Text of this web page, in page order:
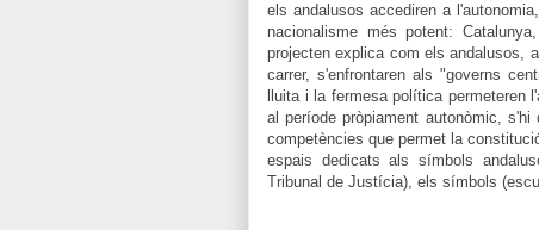
els andalusos accediren a
nacionalisme més potent:
projecten explica com els andalusos,
carrer, s'enfrontaren als "governs
lluita i la fermesa política
al període pròpiament autonòmic,
competències que permet la
espais dedicats als símbols
Tribunal de Justícia), els símbols